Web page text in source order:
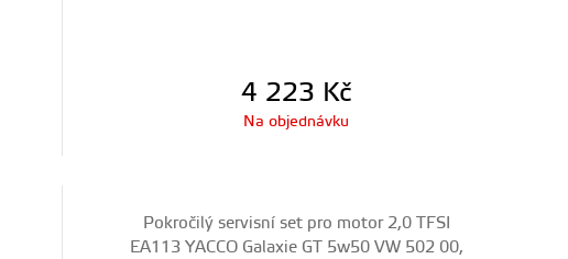
4 223 Kč
Na objednávku
Pokročilý servisní set pro motor 2,0 TFSI
EA113 YACCO Galaxie GT 5w50 VW 502 00,